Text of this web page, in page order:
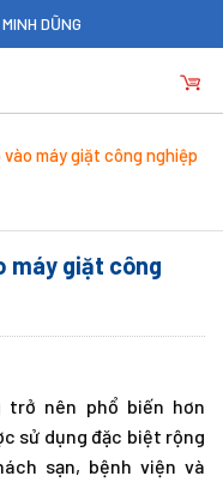
DŨNG
máy giặt công nghiệp
máy giặt công
trở nên phổ biến hơn
sử dụng đặc biệt rộng
sạn, bệnh viện và